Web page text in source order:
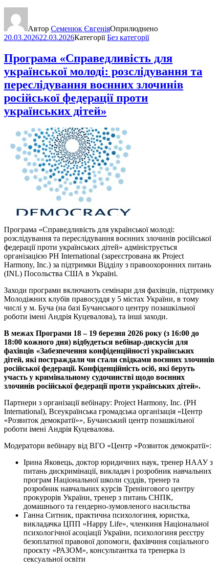
Автор Семенюк ЄвгеніяОприлюднено
20.03.202622.03.2026КатегоріїБез категорії
Програма «Справедливість для
української молоді: розслідування та
переслідування воєнних злочинів
російської федерації проти
українських дітей»
Програма «Справедливість для української молоді:
розслідування та переслідування воєнних злочинів російської
федерації проти українських дітей» адмініструється
організацією PH International (зареєстрована як Project
Harmony, Inc.) за підтримки Відділу з правоохоронних питань
(INL) Посольства США в Україні.
Заходи програми включають семінари для фахівців, підтримку
Молодіжних клубів правосуддя у 5 містах України, в тому
числі у м. Буча (на базі Бучанського центру позашкільної
роботи імені Андрія Куцевалова), та інші заходи.
В межах Програми 18 – 19 березня 2026 року (з 16:00 до
18:00 кожного дня) відбудеться вебінар-дискусія для
фахівців «Забезпечення конфіденційності українських
дітей, які постраждали чи стали свідками воєнних злочинів
російської федерації. Конфіденційність осіб, які беруть
участь у кримінальному судочинстві щодо воєнних
злочинів російської федерації проти українських дітей».
Партнери з організації вебінару: Project Harmony, Inc. (PH
International), Всеукраїнська громадська організація «Центр
«Розвиток демократії»», Бучанський центр позашкільної
роботи імені Андрія Куцевалова.
Модератори вебінару від ВГО «Центр «Розвиток демократії»:
Ірина Яковець, доктор юридичних наук, тренер НААУ з
питань дискримінації, викладач і розробник навчальних
програм Національної школи суддів, тренер та
розробник навчальних курсів Тренінгового центру
прокурорів України, тренер з питань СНПК,
домашнього та гендерно-зумовленого насильства
Ганна Ситник, практична психологиня, юристка,
викладачка ЦПП «Happy Life», членкиня Національної
психологічної асоціації України, психологиня реєстру
безоплатної правової допомоги, фахівчиня соціального
проєкту «РАЗОМ», консультантка та тренерка із
сексуальної освіти